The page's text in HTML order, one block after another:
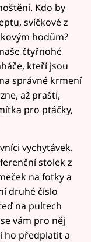
Kdo by
svíčkové z
hodům?
čtyřnohé
kteří jsou
správné krmení
až praští,
pro ptáčky,
vychytávek.
stolek z
na fotky a
druhé číslo
na pultech
vám pro něj
ho předplatit a